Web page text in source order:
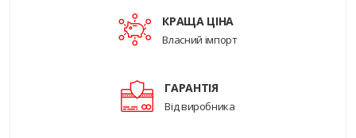
КРАЩА ЦІНА
Власний імпорт
ГАРАНТІЯ
Від виробника